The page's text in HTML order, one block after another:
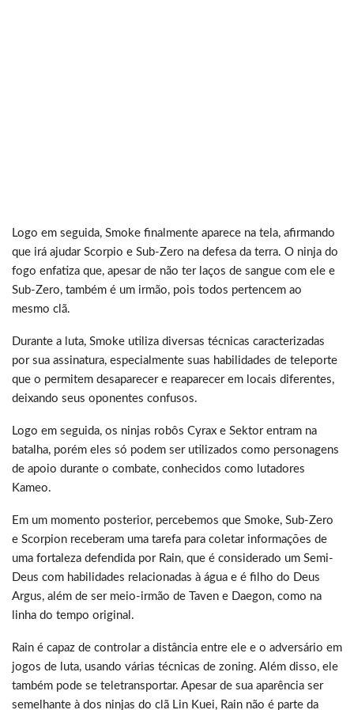
Logo em seguida, Smoke finalmente aparece na tela, afirmando
que irá ajudar Scorpio e Sub-Zero na defesa da terra. O ninja do
fogo enfatiza que, apesar de não ter laços de sangue com ele e
Sub-Zero, também é um irmão, pois todos pertencem ao
mesmo clã.
Durante a luta, Smoke utiliza diversas técnicas caracterizadas
por sua assinatura, especialmente suas habilidades de teleporte
que o permitem desaparecer e reaparecer em locais diferentes,
deixando seus oponentes confusos.
Logo em seguida, os ninjas robôs Cyrax e Sektor entram na
batalha, porém eles só podem ser utilizados como personagens
de apoio durante o combate, conhecidos como lutadores
Kameo.
Em um momento posterior, percebemos que Smoke, Sub-Zero
e Scorpion receberam uma tarefa para coletar informações de
uma fortaleza defendida por Rain, que é considerado um Semi-
Deus com habilidades relacionadas à água e é filho do Deus
Argus, além de ser meio-irmão de Taven e Daegon, como na
linha do tempo original.
Rain é capaz de controlar a distância entre ele e o adversário em
jogos de luta, usando várias técnicas de zoning. Além disso, ele
também pode se teletransportar. Apesar de sua aparência ser
semelhante à dos ninjas do clã Lin Kuei, Rain não é parte da